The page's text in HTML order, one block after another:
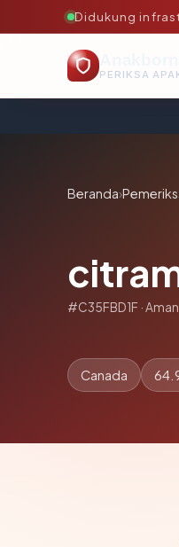
Didukung
Beranda›
#C35FBD1F · Aman
Canada